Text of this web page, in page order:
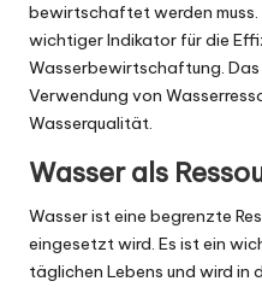
bewirtschaftet werden muss.
wichtiger Indikator für die
Wasserbewirtschaftung.
Verwendung von
Wasserqualität.
Wasser als
Wasser ist eine begrenzte
eingesetzt wird. Es ist ein
täglichen Lebens und wird